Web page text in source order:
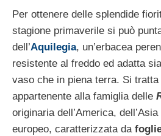
Per ottenere delle splendide
stagione primaverile si può
dell’Aquilegia, un’erbacea
resistente al freddo ed adatta
vaso che in piena terra. Si tratta
appartenente alla famiglia delle
originaria dell’America,
europeo, caratterizzata da